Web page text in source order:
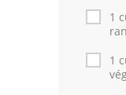
Espace
1
1